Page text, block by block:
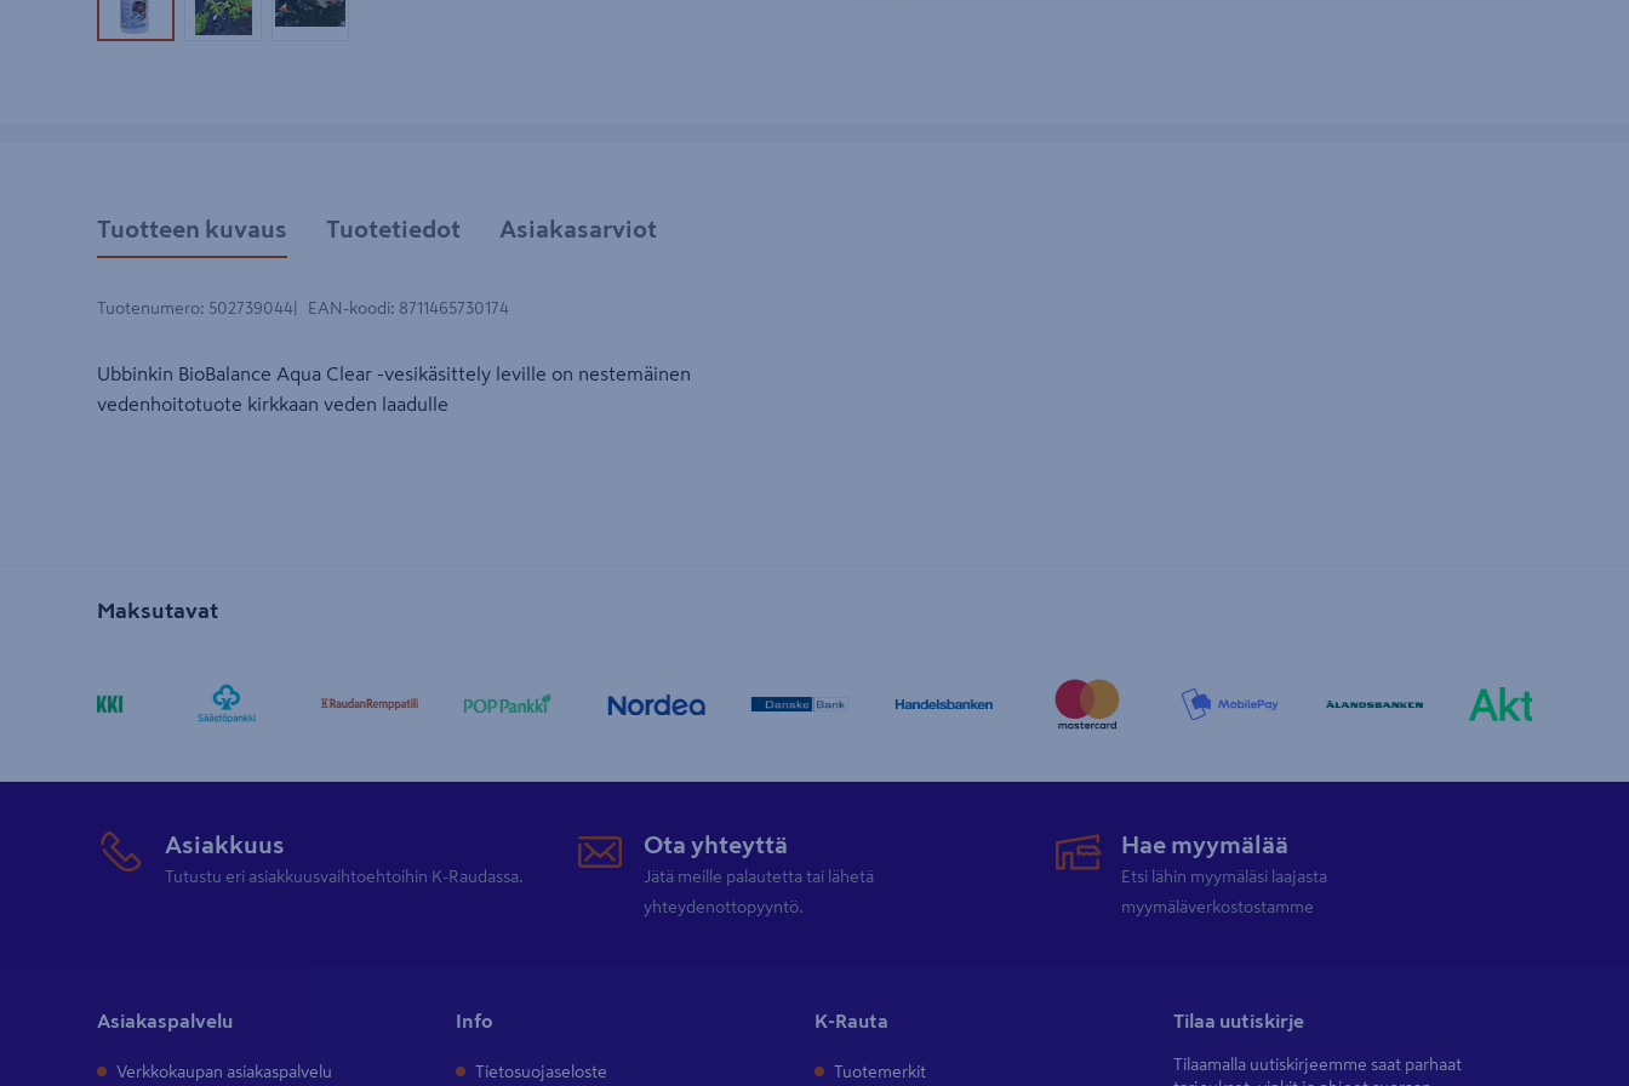
Tuotekuva 1Tuotekuva 2Tuotekuva 3
Tuotteen kuvaus Tuotetiedot Asiakasarviot
Tuotenumero: 502739044 EAN-koodi: 8711465730174
Ubbinkin BioBalance Aqua Clear -vesikäsittely leville on nestemäinen
vedenhoitotuote kirkkaan veden laadulle
Maksutavat
Asiakkuus
Tutustu eri asiakkuusvaihtoehtoihin K-Raudassa.
Ota yhteyttä
Jätä meille palautetta tai lähetä
yhteydenottopyyntö.
Hae myymälää
Etsi lähin myymäläsi laajasta
myymäläverkostostamme
Asiakaspalvelu
Verkkokaupan asiakaspalvelu
Info
Tietosuojaseloste
K-Rauta
Tuotemerkit
Tilaa uutiskirje
Tilaamalla uutiskirjeemme saat parhaat